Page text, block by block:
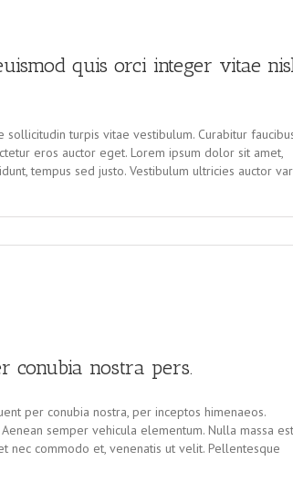
quis orci integer vitae
turpis vitae vestibulum. Curabitur
eros auctor eget. Lorem ipsum dolor sit amet,
tempus sed justo. Vestibulum ultricies auctor
conubia nostra pers.
per conubia nostra, per inceptos himenaeos.
semper vehicula elementum. Nulla massa
nec commodo et, venenatis ut velit. Pellentesque